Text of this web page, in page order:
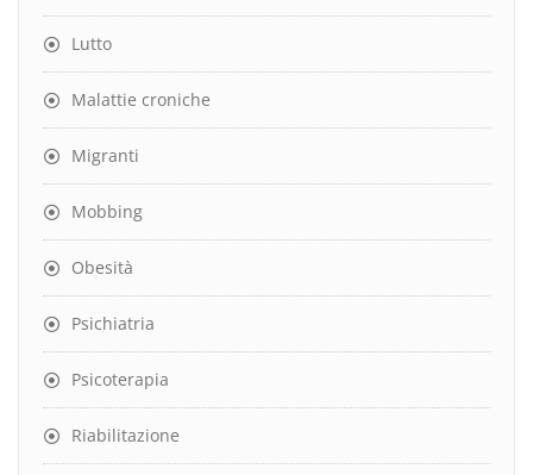
Lutto
Malattie croniche
Migranti
Mobbing
Obesità
Psichiatria
Psicoterapia
Riabilitazione